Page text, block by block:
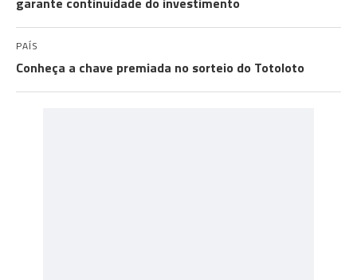
PAÍS
Conheça a chave premiada no sorteio do Totoloto